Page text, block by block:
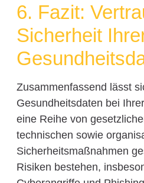
6. Fazit:
Sicherheit
Zusammenfassend lässt
Gesundheitsdaten bei
eine Reihe von
technischen sowie
Sicherheitsmaßnahmen
Risiken bestehen,